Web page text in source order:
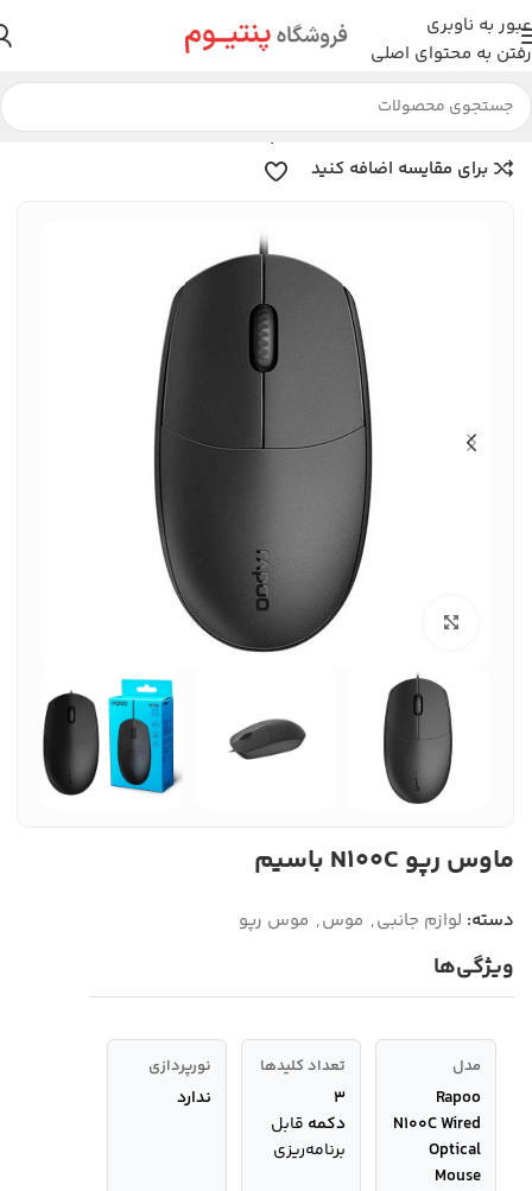
عبور به ناوبری
رفتن به محتوای اصلی
خانه لوازم جانبی موس موس رپو
برای مقایسه اضافه کنید
بزرگنمایی تصویر
ماوس رپو N100C باسیم
دسته: لوازم جانبی, موس, موس رپو
ویژگی‌ها
مدل
Rapoo
N100C Wired
Optical
Mouse
تعداد کلیدها
۳
دکمه قابل
برنامه‌ریزی
نورپردازی
ندارد